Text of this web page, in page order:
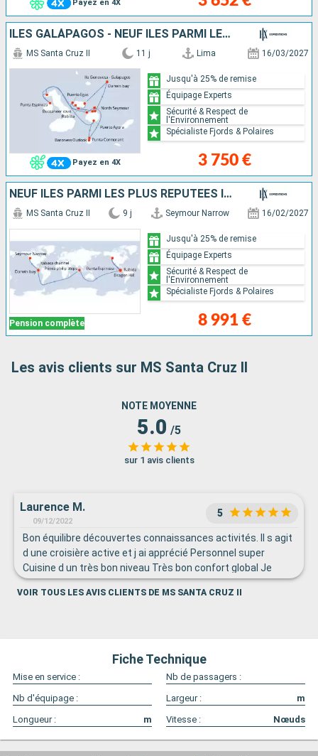
Payez en 4X
ÎLES GALÁPAGOS - NEUF ÎLES PARMI LES PLUS RÉPUTÉES (ITINÉRAIRE OUEST ET NORD)
Payez en 4X
MS Santa Cruz II 11 j Lima 16/03/2027
3 750 €
Jusqu'à 25% de remise
Équipage Experts
Sécurité & Respect de
l'Environnement
Spécialiste Fjords & Polaires
NEUF ÎLES PARMI LES PLUS RÉPUTÉES ITINÉRAIRE OUEST ET NORD
Pension complète
MS Santa Cruz II 9 j Seymour Narrow 16/02/2027
8 991 €
Jusqu'à 25% de remise
Équipage Experts
Sécurité & Respect de
l'Environnement
Spécialiste Fjords & Polaires
Les avis clients sur MS Santa Cruz II
NOTE MOYENNE
5.0 /5
sur 1 avis clients
Laurence M.
09/12/2022
5
Bon équilibre découvertes connaissances activités. Il s agit
d une croisière active et j ai apprécié Personnel super
Cuisine d un très bon niveau Très bon confort global Je
recommande sans hesiter
VOIR TOUS LES AVIS CLIENTS DE MS SANTA CRUZ II
Fiche Technique
Mise en service :
Nb de passagers :
Nb d'équipage :
Largeur :
m
Longueur :
m Vitesse : Nœuds